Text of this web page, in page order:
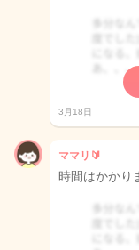
3月18日
ママリ🔰
時間はかかり